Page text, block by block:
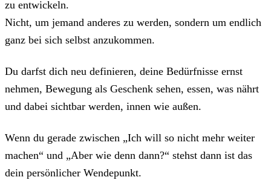
zu entwickeln.
Nicht, um jemand anderes zu werden, sondern um endlich
ganz bei sich selbst anzukommen.
Du darfst dich neu definieren, deine Bedürfnisse ernst
nehmen, Bewegung als Geschenk sehen, essen, was nährt
und dabei sichtbar werden, innen wie außen.
Wenn du gerade zwischen „Ich will so nicht mehr weiter
machen“ und „Aber wie denn dann?“ stehst dann ist das
dein persönlicher Wendepunkt.